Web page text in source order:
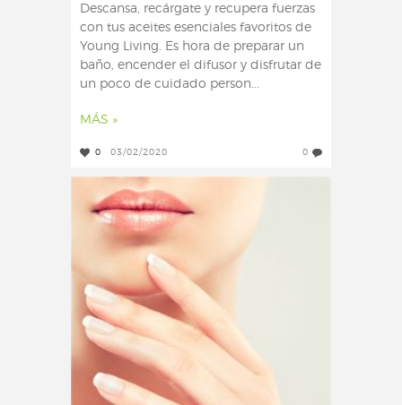
Descansa, recárgate y recupera fuerzas
con tus aceites esenciales favoritos de
Young Living. Es hora de preparar un
baño, encender el difusor y disfrutar de
un poco de cuidado person...
MÁS »
0 03/02/2020 0